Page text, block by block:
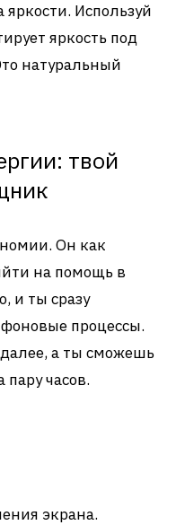
яркости. Используй
яркость под
натуральный
твой
Он как
на помощь в
и ты сразу
процессы.
а ты сможешь
пару часов.
экрана.